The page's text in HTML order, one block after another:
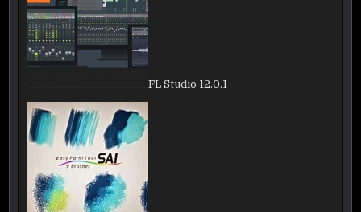
FL Studio 12.0.1